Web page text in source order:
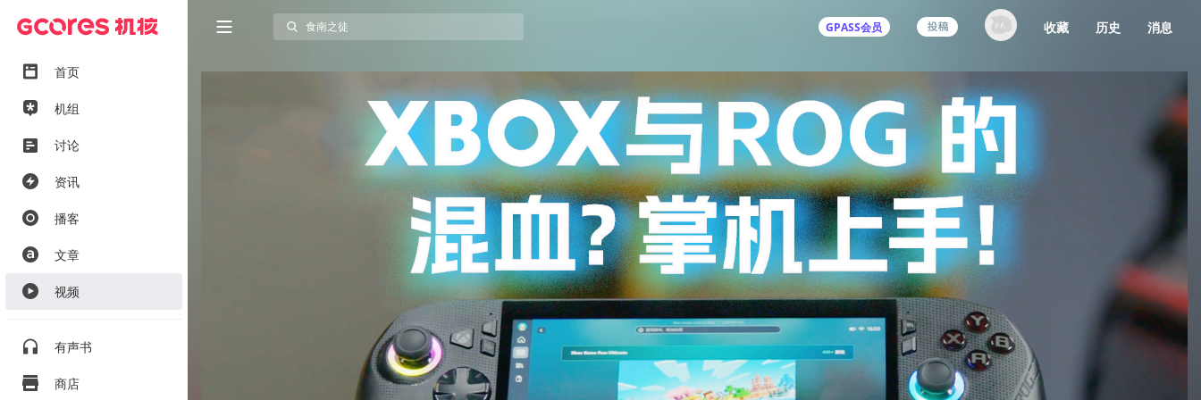
首页
机组
讨论
资讯
播客
文章
视频
有声书
商店
GPASS会员 收藏 历史 消息